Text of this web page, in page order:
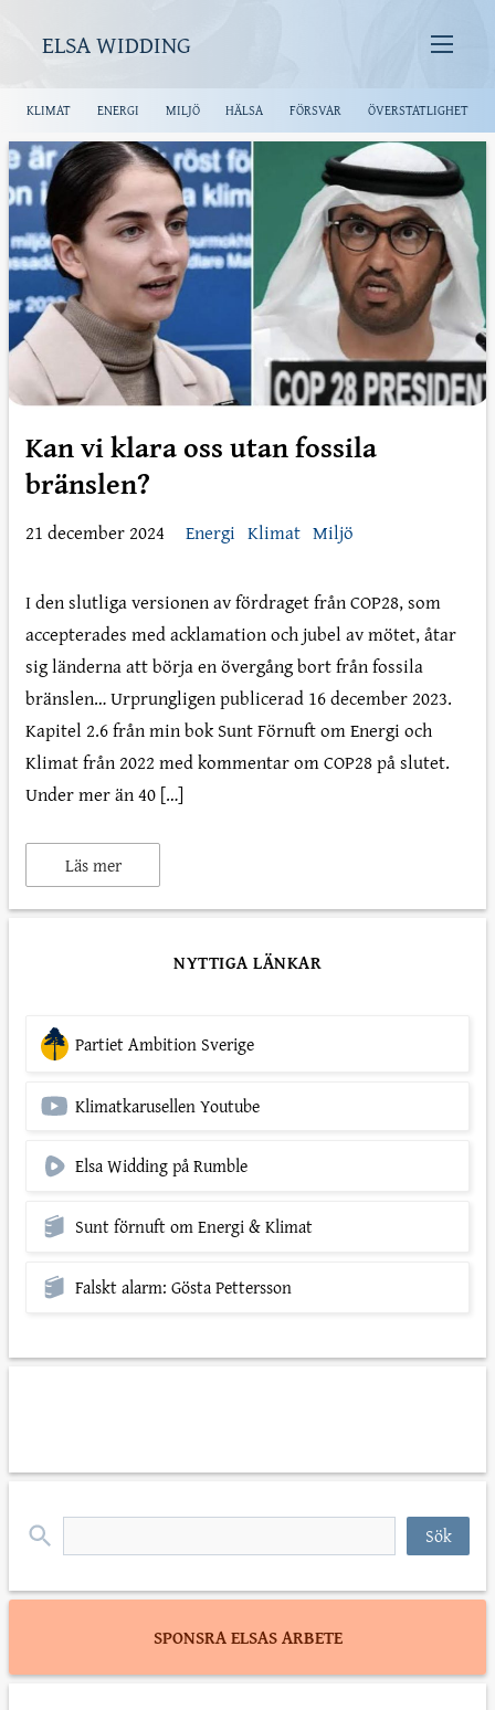
ELSA WIDDING
KLIMAT ENERGI MILJÖ HÄLSA FÖRSVAR ÖVERSTATLIGHET
Kan vi klara oss utan fossila
bränslen?
21 december 2024 Energi Klimat Miljö
I den slutliga versionen av fördraget från COP28, som
accepterades med acklamation och jubel av mötet, åtar
sig länderna att börja en övergång bort från fossila
bränslen… Urprungligen publicerad 16 december 2023.
Kapitel 2.6 från min bok Sunt Förnuft om Energi och
Klimat från 2022 med kommentar om COP28 på slutet.
Under mer än 40 […]
Läs mer
NYTTIGA LÄNKAR
Partiet Ambition Sverige
Klimatkarusellen Youtube
Elsa Widding på Rumble
Sunt förnuft om Energi & Klimat
Falskt alarm: Gösta Pettersson
Sök
SPONSRA ELSAS ARBETE